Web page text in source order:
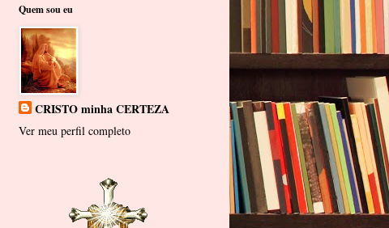
Quem sou eu
CRISTO minha CERTEZA
Ver meu perfil completo